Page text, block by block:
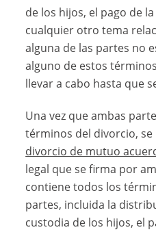
de los hijos, el pago de
cualquier otro tema
alguna de las partes no
alguno de estos
llevar a cabo hasta que
Una vez que ambas
términos del divorcio, se
divorcio de mutuo
legal que se firma por
contiene todos los
partes, incluida la
custodia de los hijos, el